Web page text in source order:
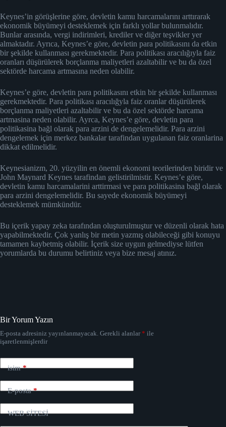
Keynes’in görüşlerine göre, devletin kamu harcamalarını arttırarak
ekonomik büyümeyi desteklemek için farklı yollar bulunmalıdır.
Bunlar arasında, vergi indirimleri, krediler ve diğer teşvikler yer
almaktadır. Ayrıca, Keynes’e göre, devletin para politikasını da etkin
bir şekilde kullanması gerekmektedir. Para politikası aracılığıyla faiz
oranları düşürülerek borçlanma maliyetleri azaltabilir ve bu da özel
sektörde harcama artmasına neden olabilir.
Keynes’e göre, devletin para politikasını etkin bir şekilde kullanması
gerekmektedir. Para politikası aracılığyla faiz oranlar düşürülerek
borçlanma maliyetleri azaltabilir ve bu da özel sektörde harcama
artmasina neden olabilir. Ayrca, Keynes’e göre, devletin para
politikasina bağl olarak para arzini de dengelemelidir. Para arzini
dengelemek için merkez bankalar tarafindan uygulanan faiz oranlarina
dikkat edilmelidir.
Keynesianizm, 20. yüzyilin en önemli ekonomi teorilerinden biridir ve
John Maynard Keynes tarafindan gelistirilmistir. Keynes’e göre,
devletin kamu harcamalarini arttirmasi ve para politikasina bağl olarak
para arzini dengelemelidir. Bu sayede ekonomik büyümeyi
desteklemek mümkündür.
Bu içerik yapay zeka tarafından oluşturulmuştur ve düzenli olarak hata
yapabilmektedir. Çok yanlış bir metin yazmış olabileceği gibi konuyu
tamamen kaybetmiş olabilir. İçerik size uygun gelmediyse lütfen
yorumlarda bu durumu belirtiniz veya bize mesaj atınız.
Bir Yorum Yazın
E-posta adresiniz yayınlanmayacak. Gerekli alanlar* ile
işaretlenmişlerdir
isim*
E-posta*
WEB SİTESİ